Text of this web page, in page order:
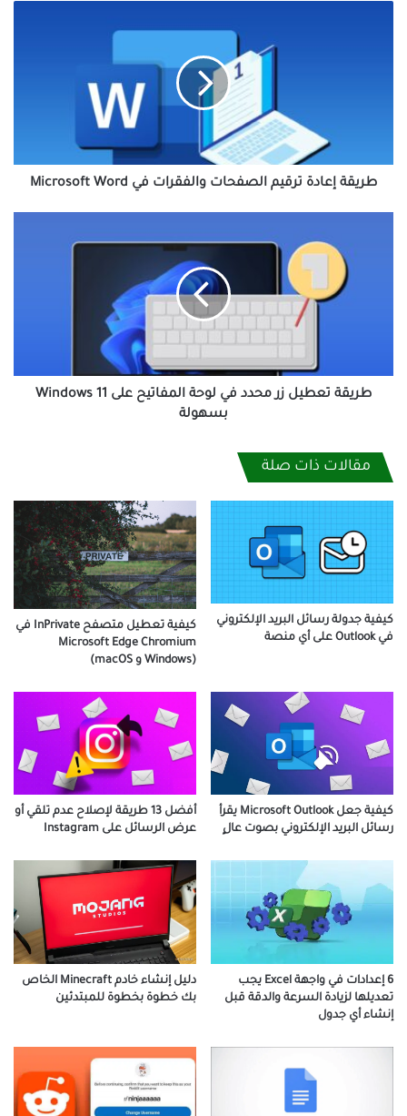
طريقة إعادة ترقيم الصفحات والفقرات في Microsoft Word
Windows
طريقة تعطيل زر محدد في لوحة المفاتيح على Windows 11
بسهولة
مقالات ذات صلة
كيفية جدولة رسائل البريد الإلكتروني
في Outlook على أي منصة
كيفية تعطيل متصفح InPrivate في
Microsoft Edge Chromium
(Windows و macOS)
كيفية جعل Microsoft Outlook يقرأ
رسائل البريد الإلكتروني بصوت عالٍ
أفضل 13 طريقة لإصلاح عدم تلقي أو
عرض الرسائل على Instagram
6 إعدادات في واجهة Excel يجب
تعديلها لزيادة السرعة والدقة قبل
إنشاء أي جدول
دليل إنشاء خادم Minecraft الخاص
بك خطوة بخطوة للمبتدئين